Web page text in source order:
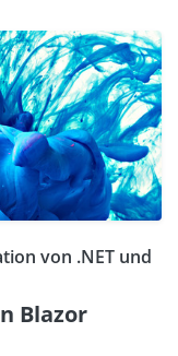
von .NET und
Blazor